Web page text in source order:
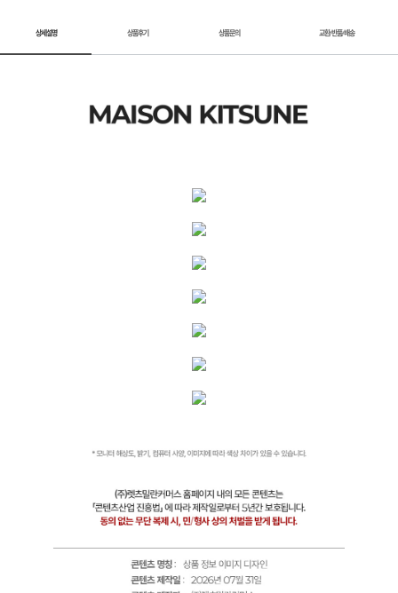
상세설명 상품후기 상품문의 교환/반품/배송